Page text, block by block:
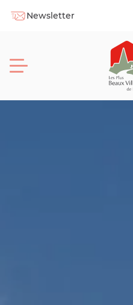
Newsletter